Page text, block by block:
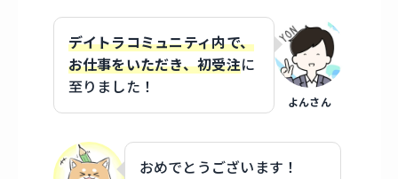
よんさん
デイトラコミュニティ内で、
お仕事をいただき、初受注に
至りました！
おめでとうございます！